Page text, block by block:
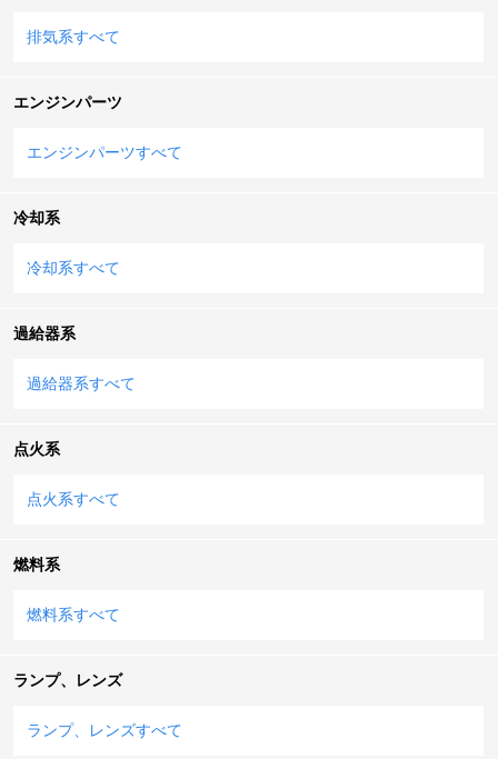
排気系すべて
エンジンパーツ
エンジンパーツすべて
冷却系
冷却系すべて
過給器系
過給器系すべて
点火系
点火系すべて
燃料系
燃料系すべて
ランプ、レンズ
ランプ、レンズすべて